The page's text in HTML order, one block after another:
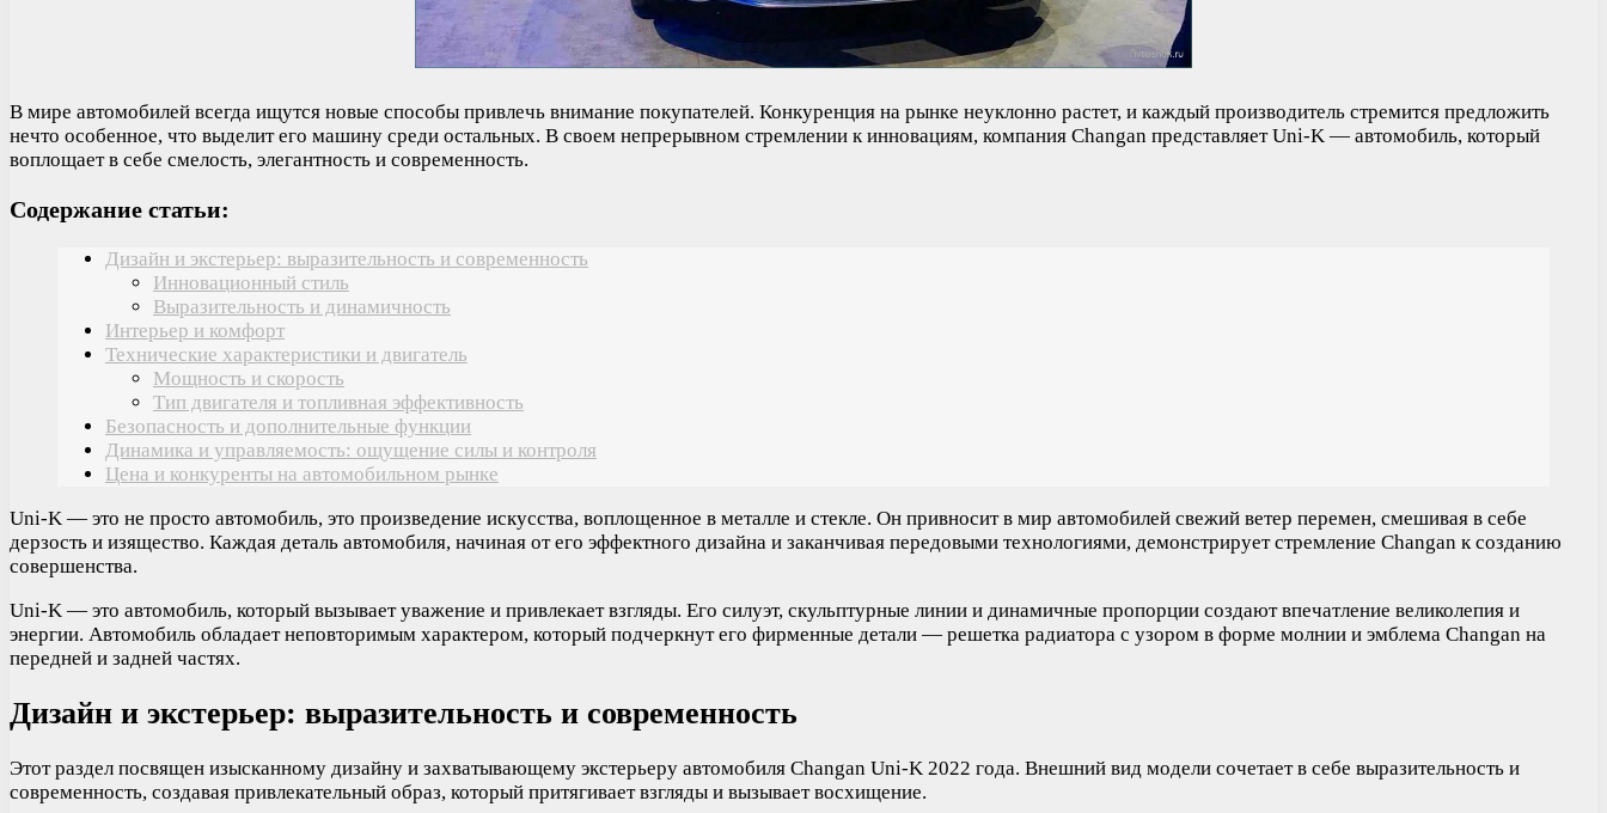
В мире автомобилей всегда ищутся новые способы привлечь внимание покупателей. Конкуренция на рынке неуклонно растет, и каждый производитель стремится предложить
нечто особенное, что выделит его машину среди остальных. В своем непрерывном стремлении к инновациям, компания Changan представляет Uni-K — автомобиль, который
воплощает в себе смелость, элегантность и современность.
Содержание статьи:
Дизайн и экстерьер: выразительность и современность
Инновационный стиль
Выразительность и динамичность
Интерьер и комфорт
Технические характеристики и двигатель
Мощность и скорость
Тип двигателя и топливная эффективность
Безопасность и дополнительные функции
Динамика и управляемость: ощущение силы и контроля
Цена и конкуренты на автомобильном рынке
Uni-K — это не просто автомобиль, это произведение искусства, воплощенное в металле и стекле. Он привносит в мир автомобилей свежий ветер перемен, смешивая в себе
дерзость и изящество. Каждая деталь автомобиля, начиная от его эффектного дизайна и заканчивая передовыми технологиями, демонстрирует стремление Changan к созданию
совершенства.
Uni-K — это автомобиль, который вызывает уважение и привлекает взгляды. Его силуэт, скульптурные линии и динамичные пропорции создают впечатление великолепия и
энергии. Автомобиль обладает неповторимым характером, который подчеркнут его фирменные детали — решетка радиатора с узором в форме молнии и эмблема Changan на
передней и задней частях.
Дизайн и экстерьер: выразительность и современность
Этот раздел посвящен изысканному дизайну и захватывающему экстерьеру автомобиля Changan Uni-K 2022 года. Внешний вид модели сочетает в себе выразительность и
современность, создавая привлекательный образ, который притягивает взгляды и вызывает восхищение.